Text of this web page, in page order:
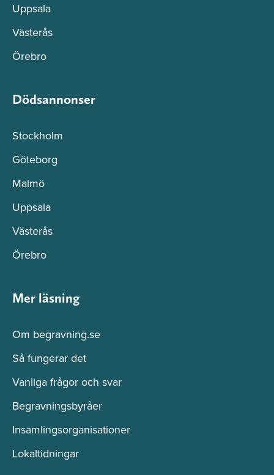
Uppsala
Västerås
Örebro
Dödsannonser
Stockholm
Göteborg
Malmö
Uppsala
Västerås
Örebro
Mer läsning
Om begravning.se
Så fungerar det
Vanliga frågor och svar
Begravningsbyråer
Insamlingsorganisationer
Lokaltidningar